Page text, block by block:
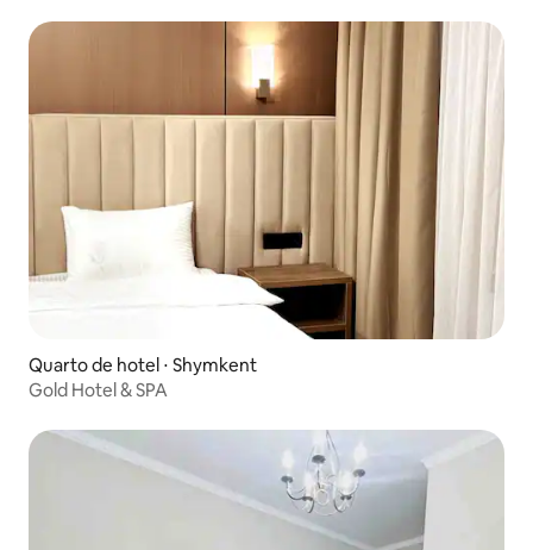
Quarto de hotel ⋅ Shymkent
Gold Hotel & SPA